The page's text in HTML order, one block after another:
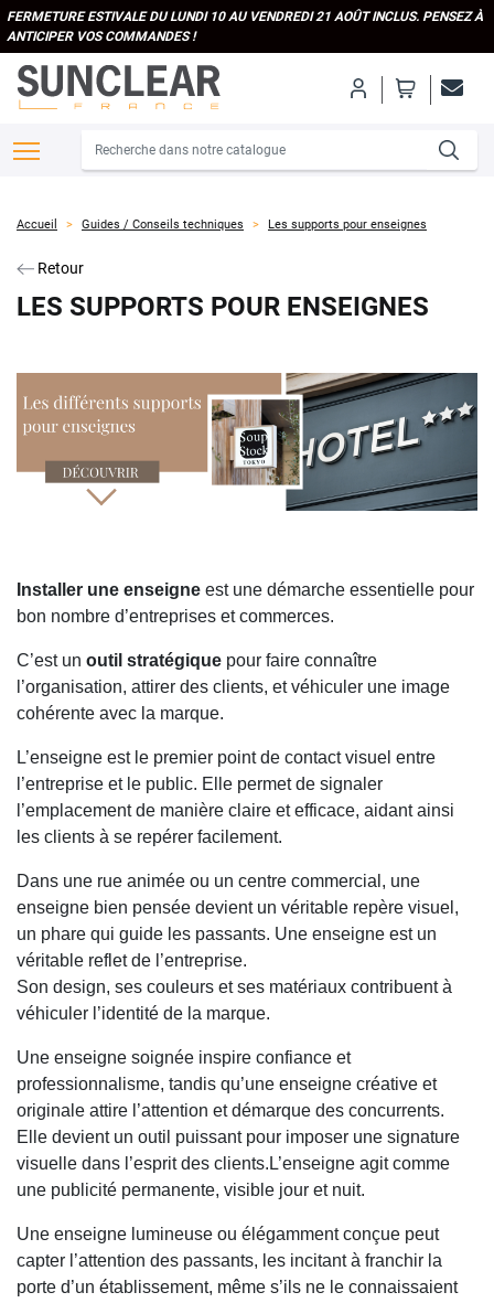
FERMETURE ESTIVALE DU LUNDI 10 AU VENDREDI 21 AOÛT INCLUS. PENSEZ À
ANTICIPER VOS COMMANDES !
Accueil Guides / Conseils techniques Les supports pour enseignes
Retour
LES SUPPORTS POUR ENSEIGNES
Installer une enseigne est une démarche essentielle pour
bon nombre d’entreprises et commerces.
C’est un outil stratégique pour faire connaître
l’organisation, attirer des clients, et véhiculer une image
cohérente avec la marque.
L’enseigne est le premier point de contact visuel entre
l’entreprise et le public. Elle permet de signaler
l’emplacement de manière claire et efficace, aidant ainsi
les clients à se repérer facilement.
Dans une rue animée ou un centre commercial, une
enseigne bien pensée devient un véritable repère visuel,
un phare qui guide les passants. Une enseigne est un
véritable reflet de l’entreprise.
Son design, ses couleurs et ses matériaux contribuent à
véhiculer l’identité de la marque.
Une enseigne soignée inspire confiance et
professionnalisme, tandis qu’une enseigne créative et
originale attire l’attention et démarque des concurrents.
Elle devient un outil puissant pour imposer une signature
visuelle dans l’esprit des clients.L’enseigne agit comme
une publicité permanente, visible jour et nuit.
Une enseigne lumineuse ou élégamment conçue peut
capter l’attention des passants, les incitant à franchir la
porte d’un établissement, même s’ils ne le connaissaient